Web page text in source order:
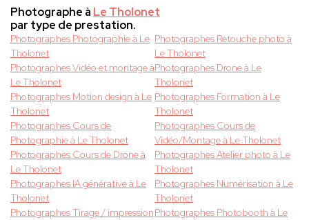
Photographe à Le Tholonet
par type de prestation.
Photographes Photographie à Le
Tholonet
Photographes Retouche photo à
Le Tholonet
Photographes Vidéo et montage à
Le Tholonet
Photographes Drone à Le
Tholonet
Photographes Motion design à Le
Tholonet
Photographes Formation à Le
Tholonet
Photographes Cours de
Photographie à Le Tholonet
Photographes Cours de
Vidéo/Montage à Le Tholonet
Photographes Cours de Drone à
Le Tholonet
Photographes Atelier photo à Le
Tholonet
Photographes IA générative à Le
Tholonet
Photographes Numérisation à Le
Tholonet
Photographes Tirage / impressionPhotographes Photobooth à Le